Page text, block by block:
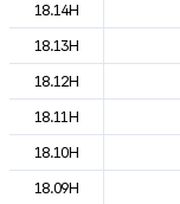
18.14H
18.13H
18.12H
18.11H
18.10H
18.09H